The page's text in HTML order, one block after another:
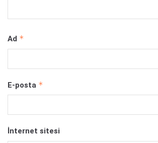
Ad *
E-posta *
İnternet sitesi